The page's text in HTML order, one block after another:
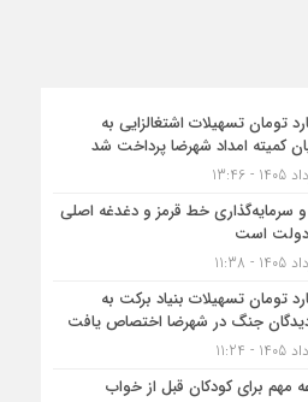
تومان تسهیلات اشتغالزایی به
کمیته امداد شهرضا پرداخت شد
سرمایه‌گذاری خط قرمز و دغدغه اصلی
دولت است
تومان تسهیلات بنیاد برکت به
جنگ در شهرضا اختصاص یافت